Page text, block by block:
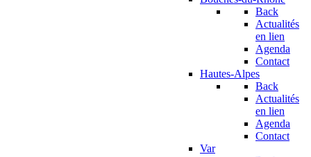
Back
Actualités
en lien
Agenda
Contact
Hautes-Alpes
Back
Actualités
en lien
Agenda
Contact
Var